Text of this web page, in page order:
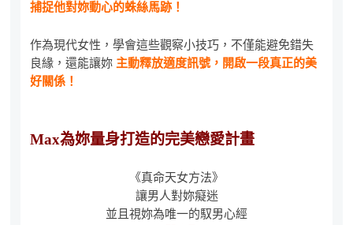
捕捉他對妳動心的蛛絲馬跡！
作為現代女性，學會這些觀察小技巧，不僅能避免錯失
良緣，還能讓妳主動釋放適度訊號，開啟一段真正的美
好關係！
Max為妳量身打造的完美戀愛計畫
《真命天女方法》
讓男人對妳癡迷
並且視妳為唯一的馭男心經